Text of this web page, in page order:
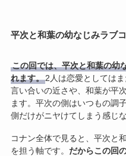
平次と和葉の幼なじみラブ
この回では、平次と和葉の幼
れます。2人は恋愛としては
言い合いの近さや、和葉が平
ます。平次の側はいつもの調
側だけがニヤけてしまう感じ
コナン全体で見ると、平次と
を担う軸です。 だからこの回